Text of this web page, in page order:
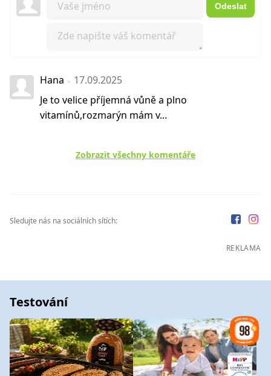
Odeslat
Hana
17.09.2025
Je to velice příjemná vůně a plno
vitamínů,rozmarýn mám v...
Zobrazit všechny komentáře
Sledujte nás na sociálních sítích:
REKLAMA
Testování